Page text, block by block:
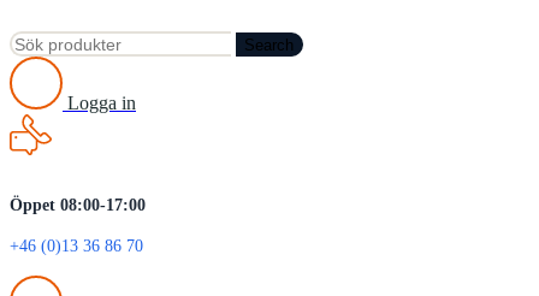
Search
Logga in
Öppet 08:00-17:00
+46 (0)13 36 86 70